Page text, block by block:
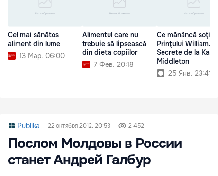
Cel mai sănătos
aliment din lume
13 Мар. 06:00
Alimentul care nu
trebuie să lipsească
din dieta copiilor
7 Фев. 20:18
Ce mănâncă soţia
Prinţului William.
Secrete de la Kate
Middleton
25 Янв. 23:41
Publika 22 октября 2012, 20:53 2 452
Послом Молдовы в России
станет Андрей Галбур